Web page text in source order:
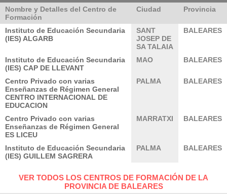
Nombre y Detalles del Centro de
Formación
Ciudad Provincia
Instituto de Educación Secundaria
(IES) ALGARB
SANT
JOSEP DE
SA TALAIA
BALEARES
Instituto de Educación Secundaria
(IES) CAP DE LLEVANT
MAO BALEARES
Centro Privado con varias
Enseñanzas de Régimen General
CENTRO INTERNACIONAL DE
EDUCACION
PALMA BALEARES
Centro Privado con varias
Enseñanzas de Régimen General
ES LICEU
MARRATXI BALEARES
Instituto de Educación Secundaria
(IES) GUILLEM SAGRERA
PALMA BALEARES
VER TODOS LOS CENTROS DE FORMACIÓN DE LA
PROVINCIA DE BALEARES